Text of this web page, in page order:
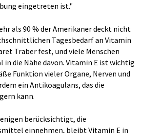
eingetreten ist."
als 90 % der Amerikaner deckt nicht
Tagesbedarf an Vitamin
Traber fest, und viele Menschen
die Nähe davon. Vitamin E ist wichtig
Funktion vieler Organe, Nerven und
ein Antikoagulans, das die
kann.
berücksichtigt, die
einnehmen, bleibt Vitamin E in